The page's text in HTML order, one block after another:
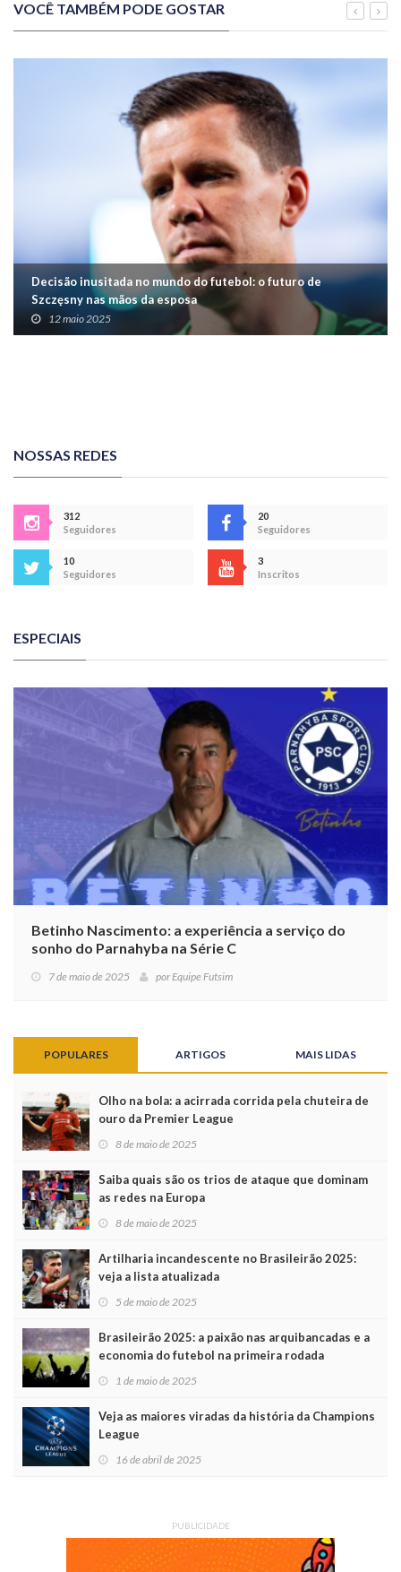
VOCÊ TAMBÉM PODE GOSTAR
Decisão inusitada no mundo do futebol: o futuro de
Szczęsny nas mãos da esposa
12 maio 2025
NOSSAS REDES
312
Seguidores
20
Seguidores
10
Seguidores
3
Inscritos
ESPECIAIS
Betinho Nascimento: a experiência a serviço do
sonho do Parnahyba na Série C
7 de maio de 2025 porEquipe Futsim
POPULARES ARTIGOS MAIS LIDAS
Olho na bola: a acirrada corrida pela chuteira de
ouro da Premier League
8 de maio de 2025
Saiba quais são os trios de ataque que dominam
as redes na Europa
8 de maio de 2025
Artilharia incandescente no Brasileirão 2025:
veja a lista atualizada
5 de maio de 2025
Brasileirão 2025: a paixão nas arquibancadas e a
economia do futebol na primeira rodada
1 de maio de 2025
Veja as maiores viradas da história da Champions
League
16 de abril de 2025
PUBLICIDADE